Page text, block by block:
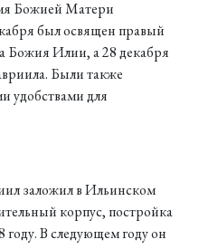
Божией Матери
был освящен правый
Божия Илии, а 28 декабря
Были также
удобствами для
заложил в Ильинском
корпус, постройка
году. В следующем году он